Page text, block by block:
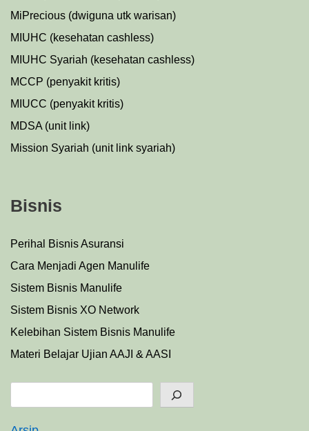
MiPrecious (dwiguna utk warisan)
MIUHC (kesehatan cashless)
MIUHC Syariah (kesehatan cashless)
MCCP (penyakit kritis)
MIUCC (penyakit kritis)
MDSA (unit link)
Mission Syariah (unit link syariah)
Bisnis
Perihal Bisnis Asuransi
Cara Menjadi Agen Manulife
Sistem Bisnis Manulife
Sistem Bisnis XO Network
Kelebihan Sistem Bisnis Manulife
Materi Belajar Ujian AAJI & AASI